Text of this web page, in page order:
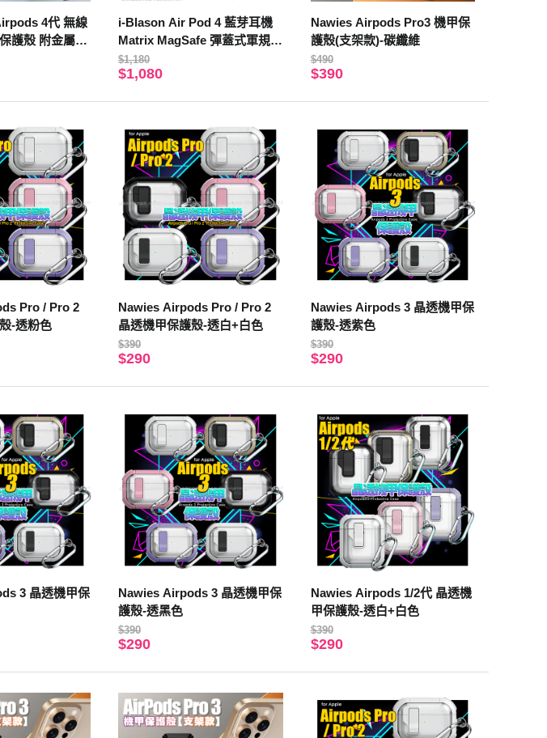
4代 無線
護殼 附金屬扣
i-Blason Air Pod 4 藍芽耳機
Matrix MagSafe 彈蓋式軍規防
摔殼（附短掛繩）
$1,180
$1,080
Nawies Airpods Pro3 機甲保
護殼(支架款)-碳纖維
$490
$390
Pro / Pro 2
-透粉色
Nawies Airpods Pro / Pro 2
晶透機甲保護殼-透白+白色
$390
$290
Nawies Airpods 3 晶透機甲保
護殼-透紫色
$390
$290
3 晶透機甲保
Nawies Airpods 3 晶透機甲保
護殼-透黑色
$390
$290
Nawies Airpods 1/2代 晶透機
甲保護殼-透白+白色
$390
$290